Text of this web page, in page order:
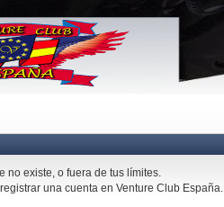
no existe, o fuera de tus límites.
una cuenta en Venture Club España.